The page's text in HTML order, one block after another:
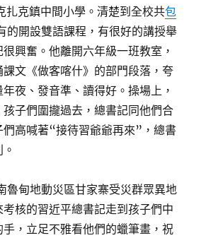
扎克鎮中間小學。清楚到全校共包
的開設雙語課程，有很好的講授舉
興奮。他離開六年級一班教室，
文《做客喀什》的部門段落，夸
夜、發音準、讀得好。操場上，
子們圍攏過去，總書記同他們合
們高喊著“接待習爺爺再來”，總書
魯甸地動災區甘家寨受災群眾異地
核的習近平總書記走到孩子們中
，立足不雅看他們的蠟筆畫，祝